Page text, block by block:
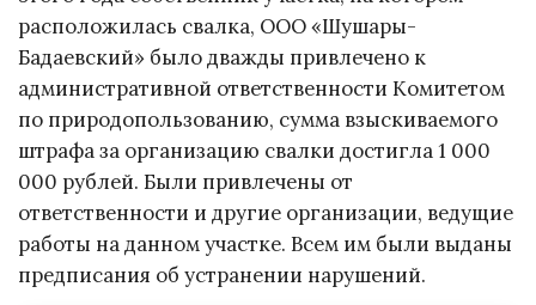
расположилась свалка, ООО «Шушары-
Бадаевский» было дважды привлечено к
административной ответственности Комитетом
по природопользованию, сумма взыскиваемого
штрафа за организацию свалки достигла 1 000
000 рублей. Были привлечены от
ответственности и другие организации, ведущие
работы на данном участке. Всем им были выданы
предписания об устранении нарушений.